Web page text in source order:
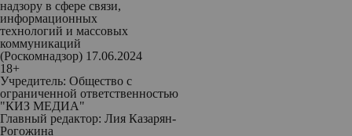
надзору в сфере связи,
информационных
технологий и массовых
коммуникаций
(Роскомнадзор) 17.06.2024
18+
Учредитель: Общество с
ограниченной ответственностью
"КИЗ МЕДИА"
Главный редактор: Лия Казарян-
Рогожина